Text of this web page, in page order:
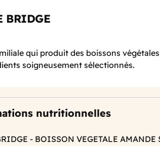
BRIDGE
qui produit des boissons végétales
soigneusement sélectionnés.
nutritionnelles
- BOISSON VEGETALE AMANDE